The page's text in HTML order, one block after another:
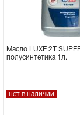
Масло LUXE 2Т
полусинтетика 1л.
нет в наличии